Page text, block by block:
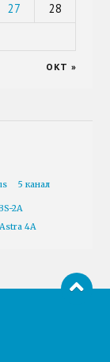
27
28
ОКТ »
5 канал
2A
Astra 4A